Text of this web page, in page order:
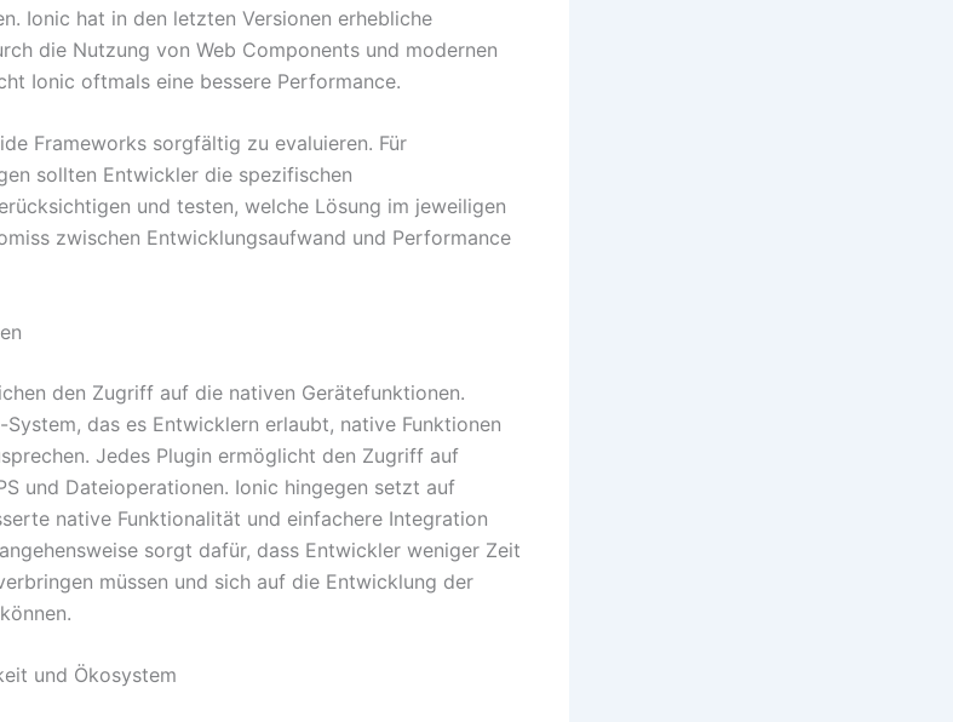
Ionic hat in den letzten Versionen erhebliche
die Nutzung von Web Components und modernen
Ionic oftmals eine bessere Performance.
Frameworks sorgfältig zu evaluieren. Für
sollten Entwickler die spezifischen
und testen, welche Lösung im jeweiligen
zwischen Entwicklungsaufwand und Performance
den Zugriff auf die nativen Gerätefunktionen.
das es Entwicklern erlaubt, native Funktionen
Jedes Plugin ermöglicht den Zugriff auf
und Dateioperationen. Ionic hingegen setzt auf
native Funktionalität und einfachere Integration
sorgt dafür, dass Entwickler weniger Zeit
müssen und sich auf die Entwicklung der
und Ökosystem